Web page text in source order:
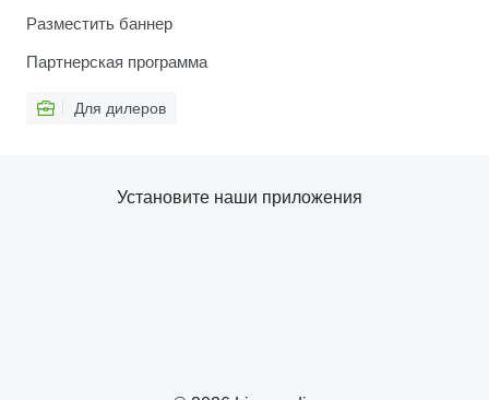
Разместить баннер
Партнерская программа
Для дилеров
Установите наши приложения